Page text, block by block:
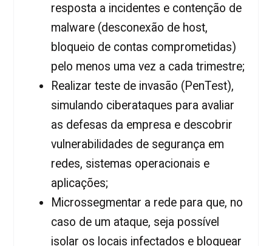
resposta a incidentes e contenção de
malware (desconexão de host,
bloqueio de contas comprometidas)
pelo menos uma vez a cada trimestre;
Realizar teste de invasão (PenTest),
simulando ciberataques para avaliar
as defesas da empresa e descobrir
vulnerabilidades de segurança em
redes, sistemas operacionais e
aplicações;
Microssegmentar a rede para que, no
caso de um ataque, seja possível
isolar os locais infectados e bloquear